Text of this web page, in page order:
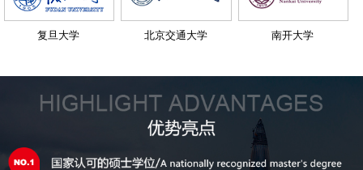
复旦大学 北京交通大学 南开大学